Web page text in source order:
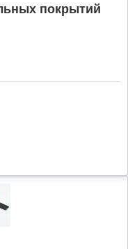
покрытий